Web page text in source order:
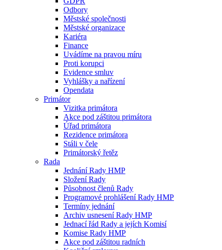
Odbory
Městské společnosti
Městské organizace
Kariéra
Finance
Uvádíme na pravou míru
Proti korupci
Evidence smluv
Vyhlášky a nařízení
Opendata
Primátor
Vizitka primátora
Akce pod záštitou primátora
Úřad primátora
Rezidence primátora
Stáli v čele
Primátorský řetěz
Rada
Jednání Rady HMP
Složení Rady
Působnost členů Rady
Programové prohlášení Rady HMP
Termíny jednání
Archiv usnesení Rady HMP
Jednací řád Rady a jejích Komisí
Komise Rady HMP
Akce pod záštitou radních